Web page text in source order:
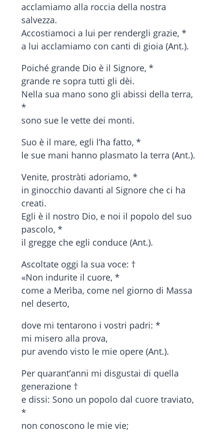
acclamiamo alla roccia della nostra
salvezza.
Accostiamoci a lui per rendergli grazie, *
a lui acclamiamo con canti di gioia (Ant.).
Poiché grande Dio è il Signore, *
grande re sopra tutti gli dèi.
Nella sua mano sono gli abissi della terra,
*
sono sue le vette dei monti.
Suo è il mare, egli l’ha fatto, *
le sue mani hanno plasmato la terra (Ant.).
Venite, prostràti adoriamo, *
in ginocchio davanti al Signore che ci ha
creati.
Egli è il nostro Dio, e noi il popolo del suo
pascolo, *
il gregge che egli conduce (Ant.).
Ascoltate oggi la sua voce: †
«Non indurite il cuore, *
come a Merìba, come nel giorno di Massa
nel deserto,
dove mi tentarono i vostri padri: *
mi misero alla prova,
pur avendo visto le mie opere (Ant.).
Per quarant’anni mi disgustai di quella
generazione †
e dissi: Sono un popolo dal cuore traviato,
*
non conoscono le mie vie;